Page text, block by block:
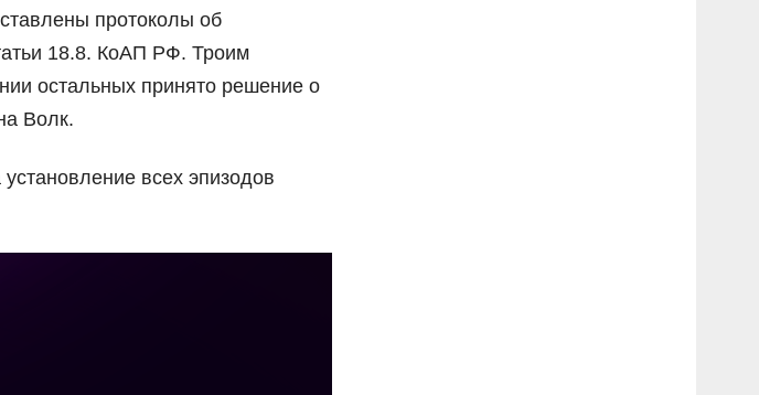
протоколы об
18.8. КоАП РФ. Троим
остальных принято решение о
Волк.
всех эпизодов